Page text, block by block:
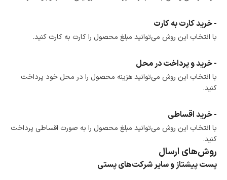
است.
ضمانت اصالت کالا
گارانتی معتبر برای تمامی محصولات ارائه می‌شود.
- خرید کارت به کارت
با انتخاب این روش می‌توانید مبلغ محصول را کارت به کارت کنید.
- خرید و پرداخت در محل
با انتخاب این روش می‌توانید هزینه محصول را در محل خود پرداخت
کنید.
- خرید اقساطی
با انتخاب این روش می‌توانید مبلغ محصول را به صورت اقساطی پرداخت
کنید.
روش‌های ارسال
پست پیشتاز و سایر شرکت‌های پستی